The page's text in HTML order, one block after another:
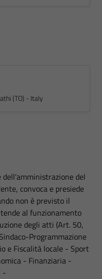
(TO) - Italy
dell'amministrazione del
convoca e presiede
non è previsto il
al funzionamento
degli atti (Art. 50,
Programmazione
e Fiscalità locale - Sport
- Finanziaria -
-